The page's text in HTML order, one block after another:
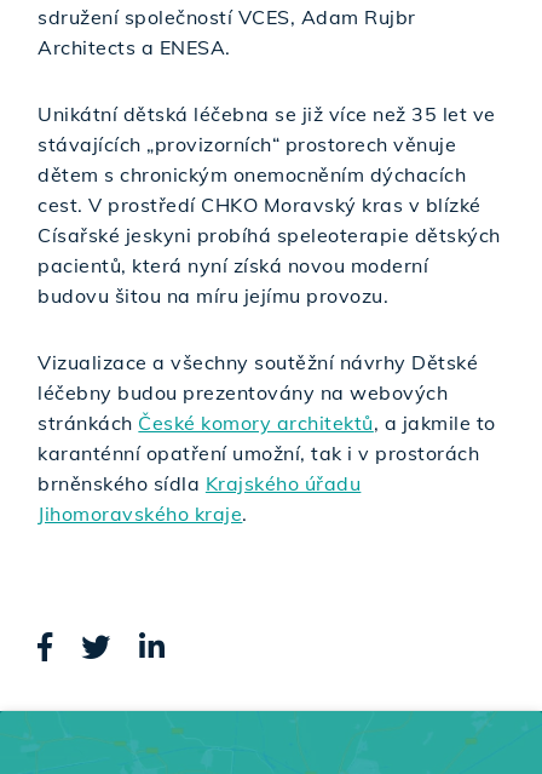
sdružení společností VCES, Adam Rujbr
Architects a ENESA.
Unikátní dětská léčebna se již více než 35 let ve
stávajících „provizorních“ prostorech věnuje
dětem s chronickým onemocněním dýchacích
cest. V prostředí CHKO Moravský kras v blízké
Císařské jeskyni probíhá speleoterapie dětských
pacientů, která nyní získá novou moderní
budovu šitou na míru jejímu provozu.
Vizualizace a všechny soutěžní návrhy Dětské
léčebny budou prezentovány na webových
stránkách České komory architektů, a jakmile to
karanténní opatření umožní, tak i v prostorách
brněnského sídla Krajského úřadu
Jihomoravského kraje.